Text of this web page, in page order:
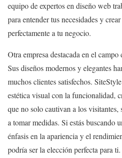
equipo de expertos en diseño web
para entender tus necesidades y
perfectamente a tu negocio.
Otra empresa destacada en el
Sus diseños modernos y elegantes
muchos clientes satisfechos.
estética visual con la funcionalidad,
que no solo cautivan a los
a tomar medidas. Si estás buscando
énfasis en la apariencia y el
podría ser la elección perfecta para ti.